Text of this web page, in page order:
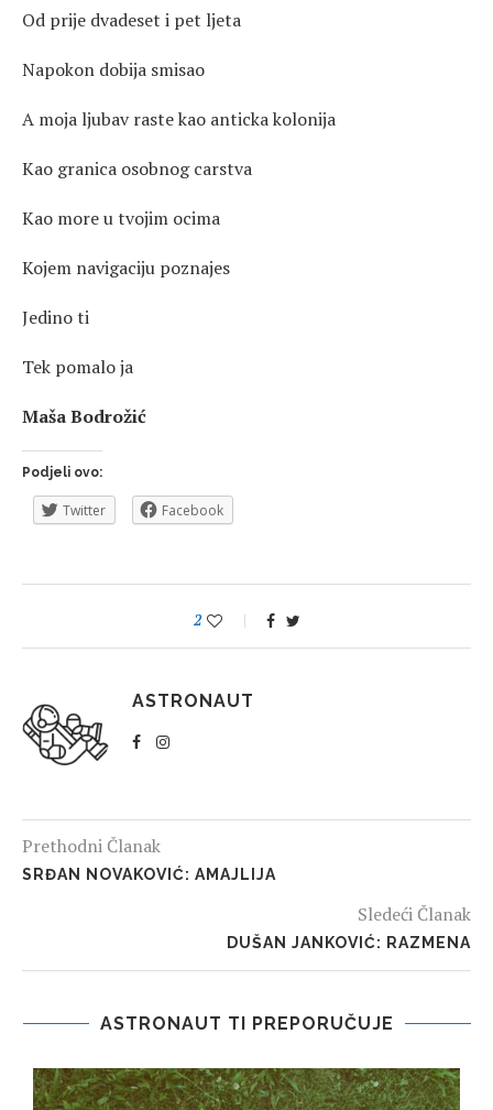
Od prije dvadeset i pet ljeta
Napokon dobija smisao
A moja ljubav raste kao anticka kolonija
Kao granica osobnog carstva
Kao more u tvojim ocima
Kojem navigaciju poznajes
Jedino ti
Tek pomalo ja
Maša Bodrožić
Podjeli ovo:
Twitter Facebook
2
ASTRONAUT
Prethodni Članak
SRĐAN NOVAKOVIĆ: AMAJLIJA
Sledeći Članak
DUŠAN JANKOVIĆ: RAZMENA
ASTRONAUT TI PREPORUČUJE